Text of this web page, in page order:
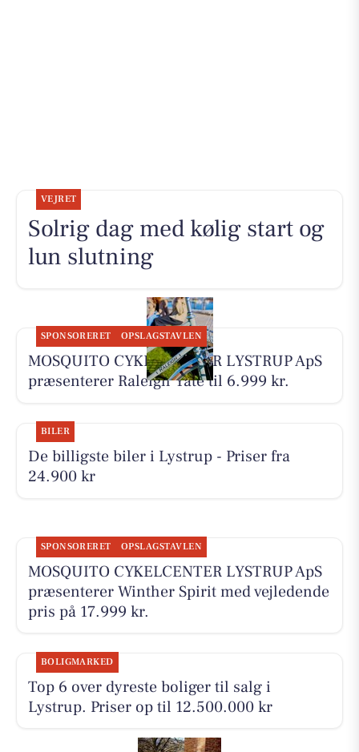
VEJRET
Solrig dag med kølig start og
lun slutning
SPONSORERET OPSLAGSTAVLEN
MOSQUITO CYKELCENTER LYSTRUP ApS
præsenterer Raleigh Yate til 6.999 kr.
BILER
De billigste biler i Lystrup - Priser fra
24.900 kr
SPONSORERET OPSLAGSTAVLEN
MOSQUITO CYKELCENTER LYSTRUP ApS
præsenterer Winther Spirit med vejledende
pris på 17.999 kr.
BOLIGMARKED
Top 6 over dyreste boliger til salg i
Lystrup. Priser op til 12.500.000 kr